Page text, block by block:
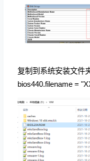
复制到系统安装文件
bios440.filename =